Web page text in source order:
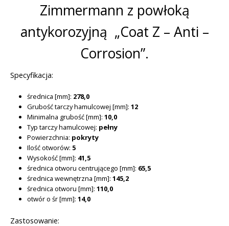
Zimmermann z powłoką
antykorozyjną „Coat Z – Anti –
Corrosion”.
Specyfikacja:
średnica [mm]: 278,0
Grubość tarczy hamulcowej [mm]:12
Minimalna grubość [mm]:10,0
Typ tarczy hamulcowej: pełny
Powierzchnia: pokryty
Ilość otworów: 5
Wysokość [mm]: 41,5
średnica otworu centrującego [mm]: 65,5
średnica wewnętrzna [mm]:145,2
średnica otworu [mm]:110,0
otwór o śr [mm]:14,0
Zastosowanie: